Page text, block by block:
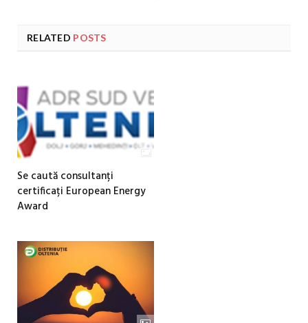
RELATED POSTS
Se caută consultanți
certificați European Energy
Award